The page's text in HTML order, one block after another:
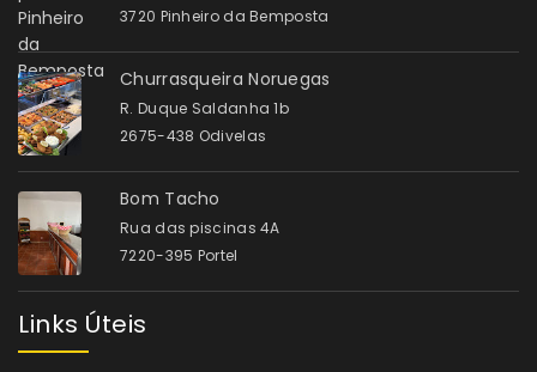
3720 Pinheiro da Bemposta
Churrasqueira Noruegas
R. Duque Saldanha 1b
2675-438 Odivelas
Bom Tacho
Rua das piscinas 4A
7220-395 Portel
Links Úteis